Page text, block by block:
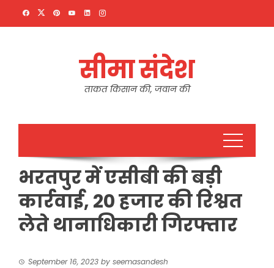
सीमा संदेश
ताकत किसान की, जवान की
भरतपुर में एसीबी की बड़ी
कार्रवाई, 20 हजार की रिश्वत
लेते थानाधिकारी गिरफ्तार
September 16, 2023 by seemasandesh